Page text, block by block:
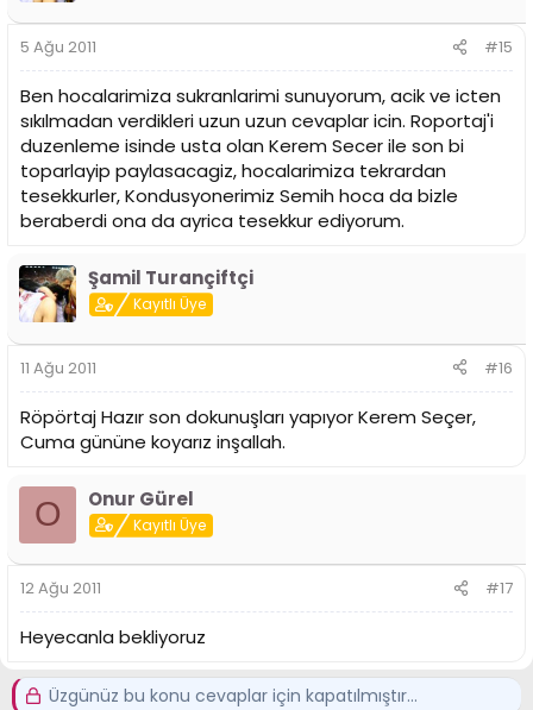
5 Ağu 2011 #15
Ben hocalarimiza sukranlarimi sunuyorum, acik ve icten
sıkılmadan verdikleri uzun uzun cevaplar icin. Roportaj'i
duzenleme isinde usta olan Kerem Secer ile son bi
toparlayip paylasacagiz, hocalarimiza tekrardan
tesekkurler, Kondusyonerimiz Semih hoca da bizle
beraberdi ona da ayrica tesekkur ediyorum.
Şamil Turançiftçi
Kayıtlı Üye
11 Ağu 2011 #16
Röpörtaj Hazır son dokunuşları yapıyor Kerem Seçer,
Cuma gününe koyarız inşallah.
O Onur Gürel
Kayıtlı Üye
12 Ağu 2011 #17
Heyecanla bekliyoruz
Üzgünüz bu konu cevaplar için kapatılmıştır...